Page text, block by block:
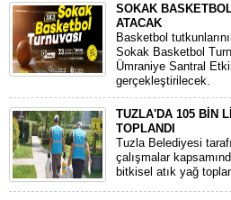
SOKAK
ATACAK
Basketbol
Sokak Basketbol
Ümraniye Santral
gerçekleştirilecek.
TUZLA'DA 105 BİN
TOPLANDI
Tuzla Belediyesi
çalışmalar
bitkisel atık yağ